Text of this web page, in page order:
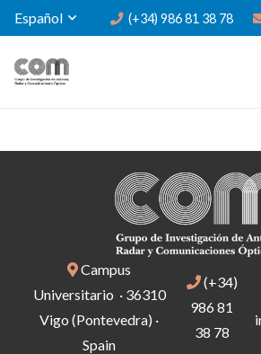
Español (+34) 986 81 38 78
Campus
Universitario · 36310
Vigo (Pontevedra) ·
Spain
(+34)
986 81
38 78